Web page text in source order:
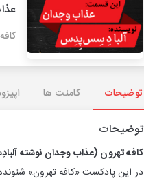
توضیحات کامنت ها
توضیحات
كافه تهرون (عذاب وجدان نوشته
در این پادكست «كافه تهرون»